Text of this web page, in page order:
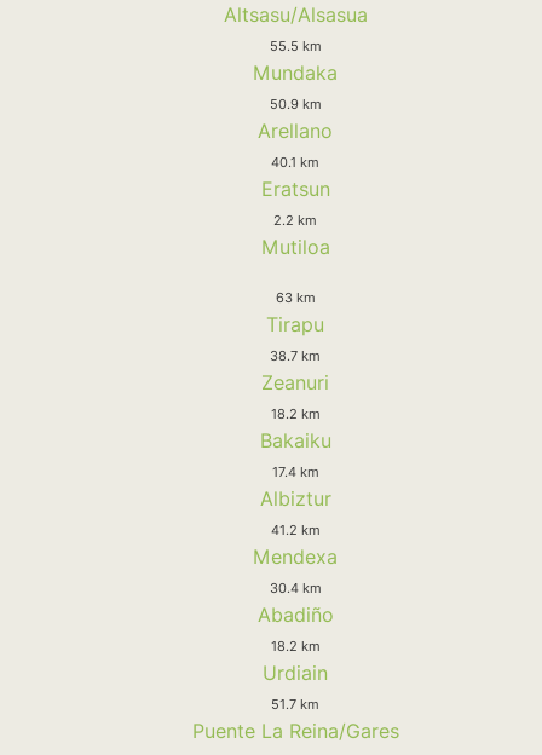
Altsasu/Alsasua
55.5 km
Mundaka
50.9 km
Arellano
40.1 km
Eratsun
2.2 km
Mutiloa
63 km
Tirapu
38.7 km
Zeanuri
18.2 km
Bakaiku
17.4 km
Albiztur
41.2 km
Mendexa
30.4 km
Abadiño
18.2 km
Urdiain
51.7 km
Puente La Reina/Gares